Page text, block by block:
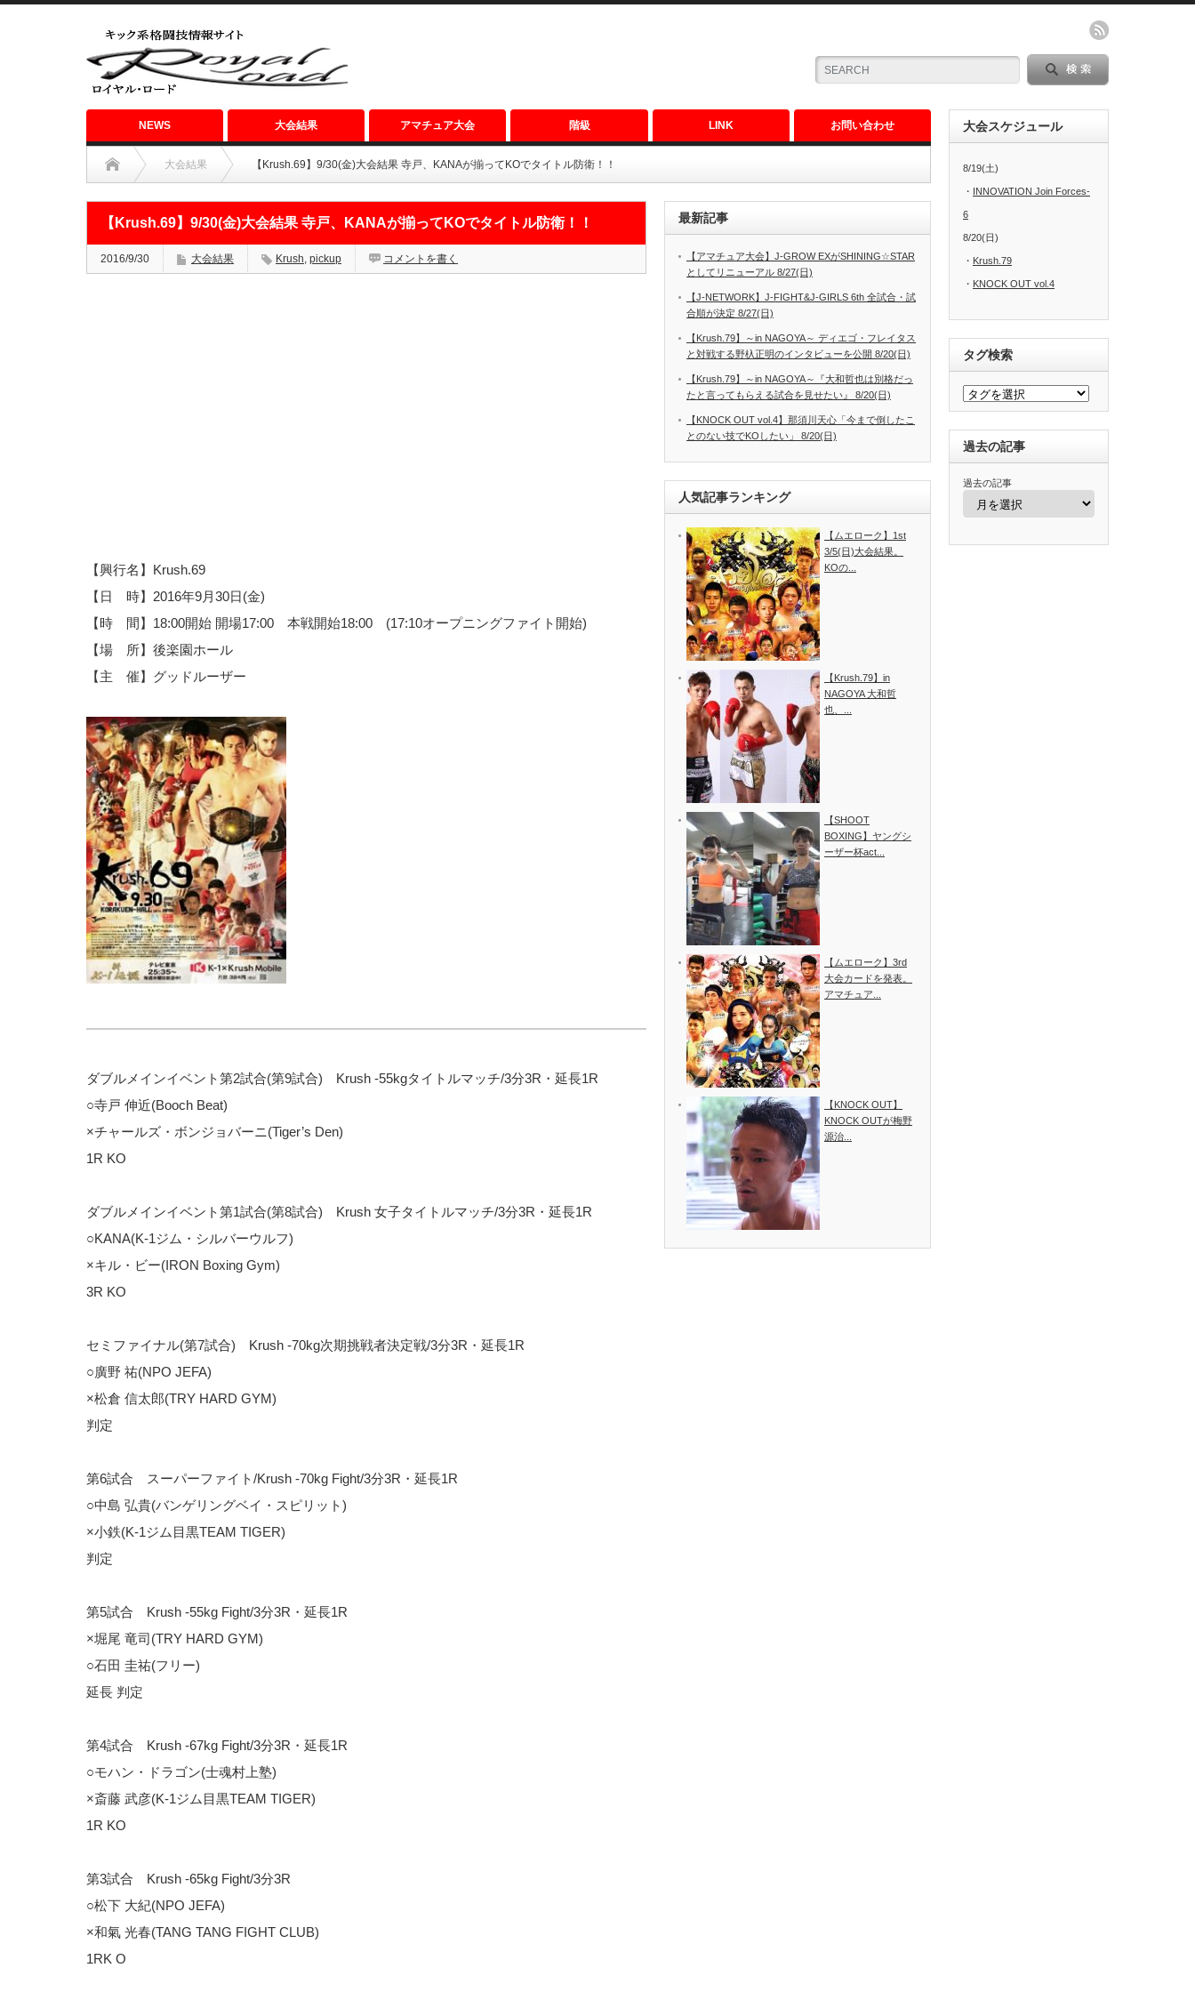
NEWS 大会結果 アマチュア大会 階級 LINK お問い合わせ
大会結果 【Krush.69】9/30(金)大会結果 寺戸、KANAが揃ってKOでタイトル防衛！！
【Krush.69】9/30(金)大会結果 寺戸、KANAが揃ってKOでタイトル防衛！！
2016/9/30 大会結果 Krush, pickup コメントを書く
【興行名】Krush.69
【日 時】2016年9月30日(金)
【時 間】18:00開始 開場17:00 本戦開始18:00 (17:10オープニングファイト開始)
【場 所】後楽園ホール
【主 催】グッドルーザー
ダブルメインイベント第2試合(第9試合) Krush -55kgタイトルマッチ/3分3R・延長1R
○寺戸 伸近(Booch Beat)
×チャールズ・ボンジョバーニ(Tiger’s Den)
1R KO
ダブルメインイベント第1試合(第8試合) Krush 女子タイトルマッチ/3分3R・延長1R
○KANA(K-1ジム・シルバーウルフ)
×キル・ビー(IRON Boxing Gym)
3R KO
セミファイナル(第7試合) Krush -70kg次期挑戦者決定戦/3分3R・延長1R
○廣野 祐(NPO JEFA)
×松倉 信太郎(TRY HARD GYM)
判定
第6試合 スーパーファイト/Krush -70kg Fight/3分3R・延長1R
○中島 弘貴(バンゲリングベイ・スピリット)
×小鉄(K-1ジム目黒TEAM TIGER)
判定
第5試合 Krush -55kg Fight/3分3R・延長1R
×堀尾 竜司(TRY HARD GYM)
○石田 圭祐(フリー)
延長 判定
第4試合 Krush -67kg Fight/3分3R・延長1R
○モハン・ドラゴン(士魂村上塾)
×斎藤 武彦(K-1ジム目黒TEAM TIGER)
1R KO
第3試合 Krush -65kg Fight/3分3R
○松下 大紀(NPO JEFA)
×和氣 光春(TANG TANG FIGHT CLUB)
1RK O
最新記事
【アマチュア大会】J-GROW EXがSHINING☆STAR
としてリニューアル 8/27(日)
【J-NETWORK】J-FIGHT&J-GIRLS 6th 全試合・試
合順が決定 8/27(日)
【Krush.79】～in NAGOYA～ ディエゴ・フレイタス
と対戦する野杁正明のインタビューを公開 8/20(日)
【Krush.79】～in NAGOYA～『大和哲也は別格だっ
たと言ってもらえる試合を見せたい』 8/20(日)
【KNOCK OUT vol.4】那須川天心「今まで倒したこ
とのない技でKOしたい」 8/20(日)
人気記事ランキング
【ムエローク】1st
3/5(日)大会結果。
KOの...
【Krush.79】in
NAGOYA 大和哲
也、...
【SHOOT
BOXING】ヤングシ
ーザー杯act...
【ムエローク】3rd
大会カードを発表。
アマチュア...
【KNOCK OUT】
KNOCK OUTが梅野
源治...
大会スケジュール
8/19(土)
・ INNOVATION Join Forces-
6
8/20(日)
・ Krush.79
・ KNOCK OUT vol.4
タグ検索
過去の記事
過去の記事